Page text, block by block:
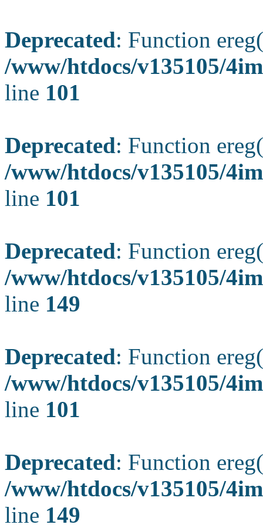
Deprecated: Function
/www/htdocs/v135105/
line 101
Deprecated: Function
/www/htdocs/v135105/
line 101
Deprecated: Function
/www/htdocs/v135105/
line 149
Deprecated: Function
/www/htdocs/v135105/
line 101
Deprecated: Function
/www/htdocs/v135105/
line 149